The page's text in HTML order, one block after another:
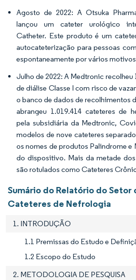
Agosto de 2022: A Otsuka
lançou um cateter urológico
Catheter. Este produto é um
autocateterização para pessoas
espontaneamente por vários
Julho de 2022: A Medtronic recolheu
de diálise Classe I com risco de
o banco de dados de recolhimentos
abrangeu 1.019.414 cateteres de
pela subsidiária da Medtronic,
modelos de nove cateteres
os nomes de produtos Palindrome e
do dispositivo. Mais da metade
são rotulados como Cateteres
Sumário do Relatório do Setor
Cateteres de Nefrologia
1. INTRODUÇÃO
1.1 Premissas do Estudo e
1.2 Escopo do Estudo
2. METODOLOGIA DE PESQUISA